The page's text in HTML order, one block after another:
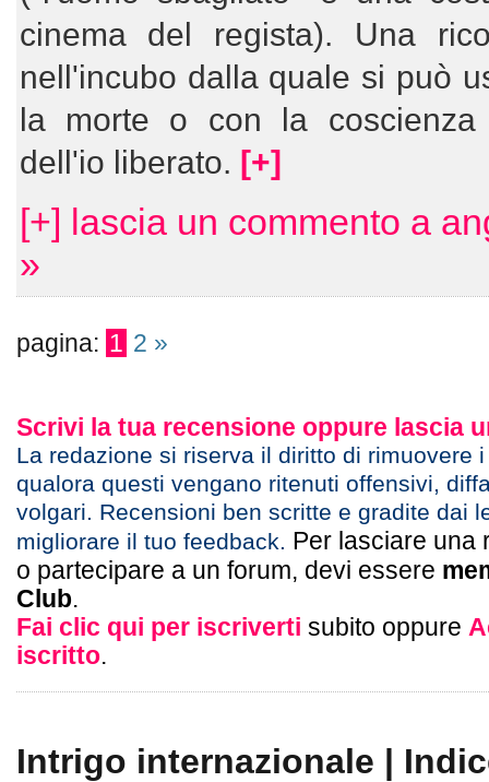
cinema del regista). Una
nell'incubo dalla quale si può
la morte o con la
dell'io liberato. [+]
[+] lascia un commento a
»
pagina: 1 2 »
Scrivi la tua recensione oppure lascia
La redazione si riserva il diritto di rimuovere
qualora questi vengano ritenuti offensivi,
volgari. Recensioni ben scritte e gradite dai
migliorare il tuo feedback. Per lasciare una
o partecipare a un forum, devi essere
Club.
Fai clic qui per iscriverti subito oppure
iscritto.
Intrigo internazionale |